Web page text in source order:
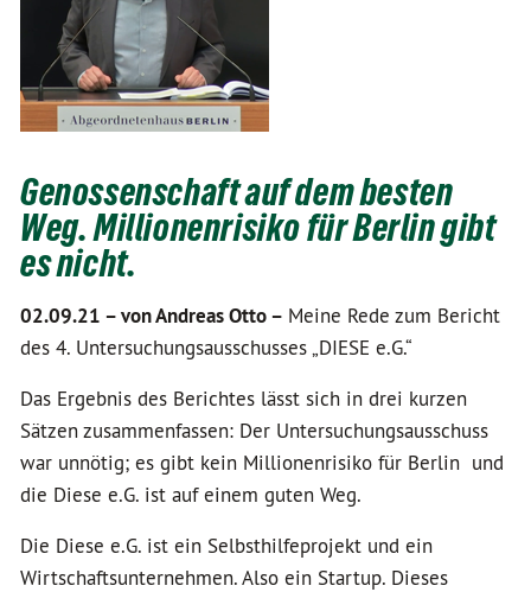
Genossenschaft auf dem besten
Weg. Millionenrisiko für Berlin gibt
es nicht.
02.09.21 –von Andreas Otto – Meine Rede zum Bericht
des 4. Untersuchungsausschusses „DIESE e.G.“
Das Ergebnis des Berichtes lässt sich in drei kurzen
Sätzen zusammenfassen: Der Untersuchungsausschuss
war unnötig; es gibt kein Millionenrisiko für Berlin und
die Diese e.G. ist auf einem guten Weg.
Die Diese e.G. ist ein Selbsthilfeprojekt und ein
Wirtschaftsunternehmen. Also ein Startup. Dieses